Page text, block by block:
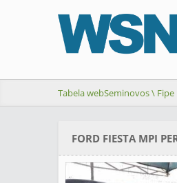
Tabela webSeminovos \ Fipe
FORD FIESTA MPI